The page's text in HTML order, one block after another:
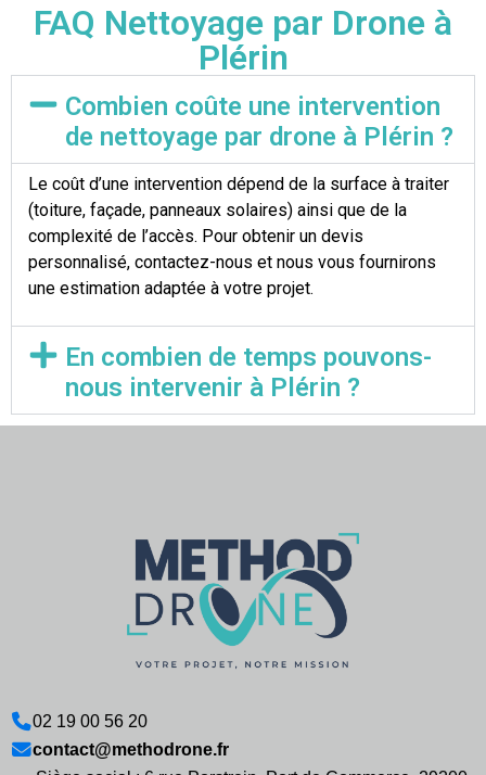
FAQ Nettoyage par Drone à
Plérin
Combien coûte une intervention
de nettoyage par drone à Plérin ?
Le coût d’une intervention dépend de la surface à traiter
(toiture, façade, panneaux solaires) ainsi que de la
complexité de l’accès. Pour obtenir un devis
personnalisé, contactez-nous et nous vous fournirons
une estimation adaptée à votre projet.
En combien de temps pouvons-
nous intervenir à Plérin ?
02 19 00 56 20
contact@methodrone.fr